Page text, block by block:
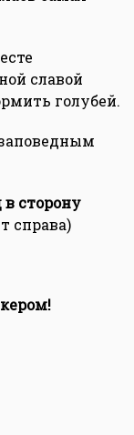
славой
голубей.
в сторону
справа)